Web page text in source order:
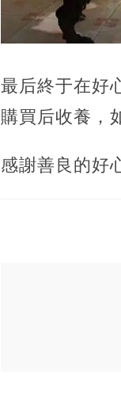
最后終于在好
購買后收養，
感謝善良的好